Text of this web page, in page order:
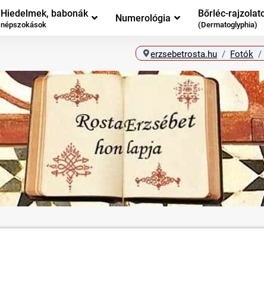
Hiedelmek, babonák
népszokások
Numerológia Bőrléc-
(Dermatoglyphia)
erzsebetrosta.hu Fotók